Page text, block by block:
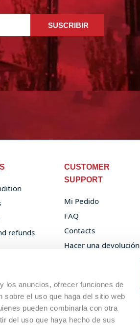
los anuncios, ofrecer funciones de
el uso que haga del sitio web
pueden combinarla con otra
del uso que haya hecho de sus
SUSCRIBIR
refunds
CUSTOMER
SUPPORT
Mi Pedido
FAQ
Contacts
Hacer una devolución